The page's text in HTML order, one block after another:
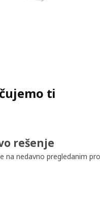
ti
rešenje
na nedavno pregledanim